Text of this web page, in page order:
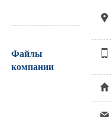
Файлы
компании